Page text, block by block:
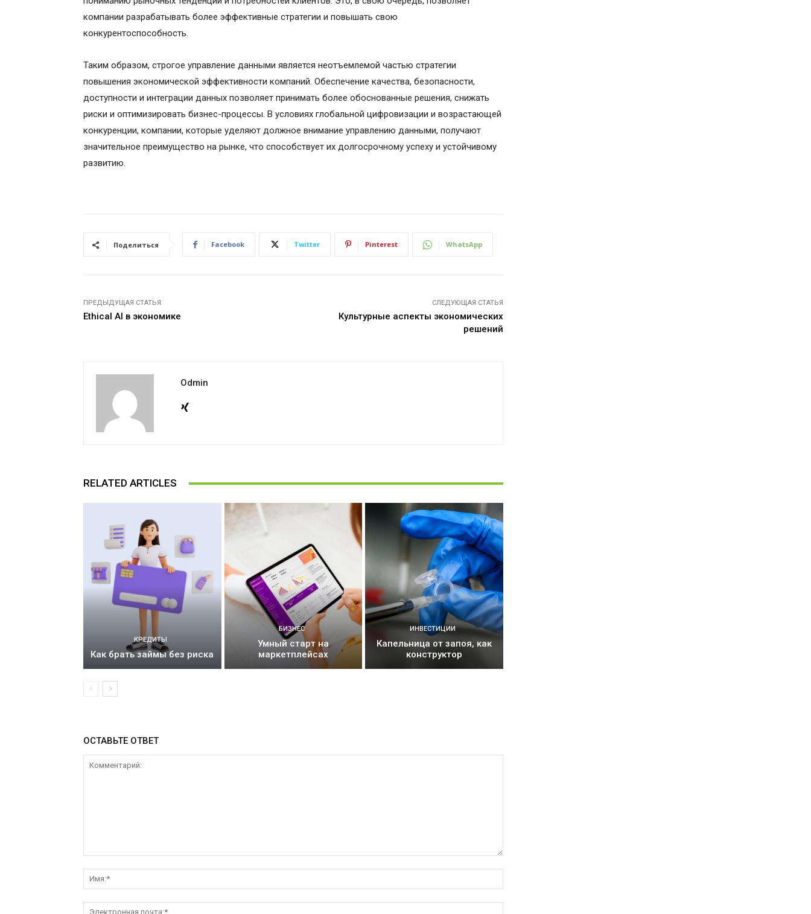
компании разрабатывать более эффективные стратегии и повышать свою
конкурентоспособность.
Таким образом, строгое управление данными является неотъемлемой частью стратегии
повышения экономической эффективности компаний. Обеспечение качества, безопасности,
доступности и интеграции данных позволяет принимать более обоснованные решения, снижать
риски и оптимизировать бизнес-процессы. В условиях глобальной цифровизации и возрастающей
конкуренции, компании, которые уделяют должное внимание управлению данными, получают
значительное преимущество на рынке, что способствует их долгосрочному успеху и устойчивому
развитию.
Поделиться Facebook Twitter Pinterest WhatsApp
ПРЕДЫДУЩАЯ СТАТЬЯ
Ethical AI в экономике
СЛЕДУЮЩАЯ СТАТЬЯ
Культурные аспекты экономических
решений
Odmin
RELATED ARTICLES
КРЕДИТЫ
Как брать займы без риска
БИЗНЕС
Умный старт на
маркетплейсах
ИНВЕСТИЦИИ
Капельница от запоя, как
конструктор
ОСТАВЬТЕ ОТВЕТ